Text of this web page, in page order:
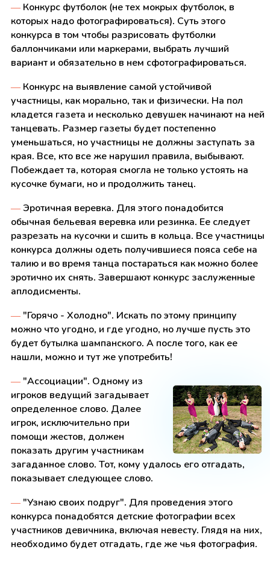
—Конкурс футболок (не тех мокрых футболок, в
которых надо фотографироваться). Суть этого
конкурса в том чтобы разрисовать футболки
баллончиками или маркерами, выбрать лучший
вариант и обязательно в нем сфотографироваться.
—Конкурс на выявление самой устойчивой
участницы, как морально, так и физически. На пол
кладется газета и несколько девушек начинают на ней
танцевать. Размер газеты будет постепенно
уменьшаться, но участницы не должны заступать за
края. Все, кто все же нарушил правила, выбывают.
Побеждает та, которая смогла не только устоять на
кусочке бумаги, но и продолжить танец.
—Эротичная веревка. Для этого понадобится
обычная бельевая веревка или резинка. Ее следует
разрезать на кусочки и сшить в кольца. Все участницы
конкурса должны одеть получившиеся пояса себе на
талию и во время танца постараться как можно более
эротично их снять. Завершают конкурс заслуженные
аплодисменты.
—"Горячо - Холодно". Искать по этому принципу
можно что угодно, и где угодно, но лучше пусть это
будет бутылка шампанского. А после того, как ее
нашли, можно и тут же употребить!
—"Ассоциации". Одному из
игроков ведущий загадывает
определенное слово. Далее
игрок, исключительно при
помощи жестов, должен
показать другим участникам
загаданное слово. Тот, кому удалось его отгадать,
показывает следующее слово.
—"Узнаю своих подруг". Для проведения этого
конкурса понадобятся детские фотографии всех
участников девичника, включая невесту. Глядя на них,
необходимо будет отгадать, где же чья фотография.